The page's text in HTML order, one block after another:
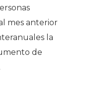
mes anterior
la
de